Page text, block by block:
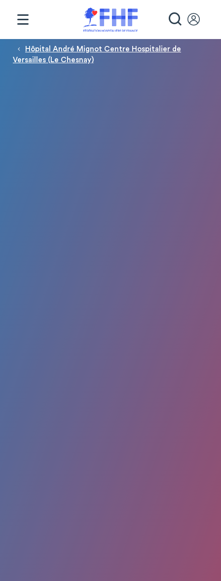
Fil d'Ariane
Hôpital André Mignot Centre Hospitalier de
Versailles (Le Chesnay)
Panneau de gestion des cookies